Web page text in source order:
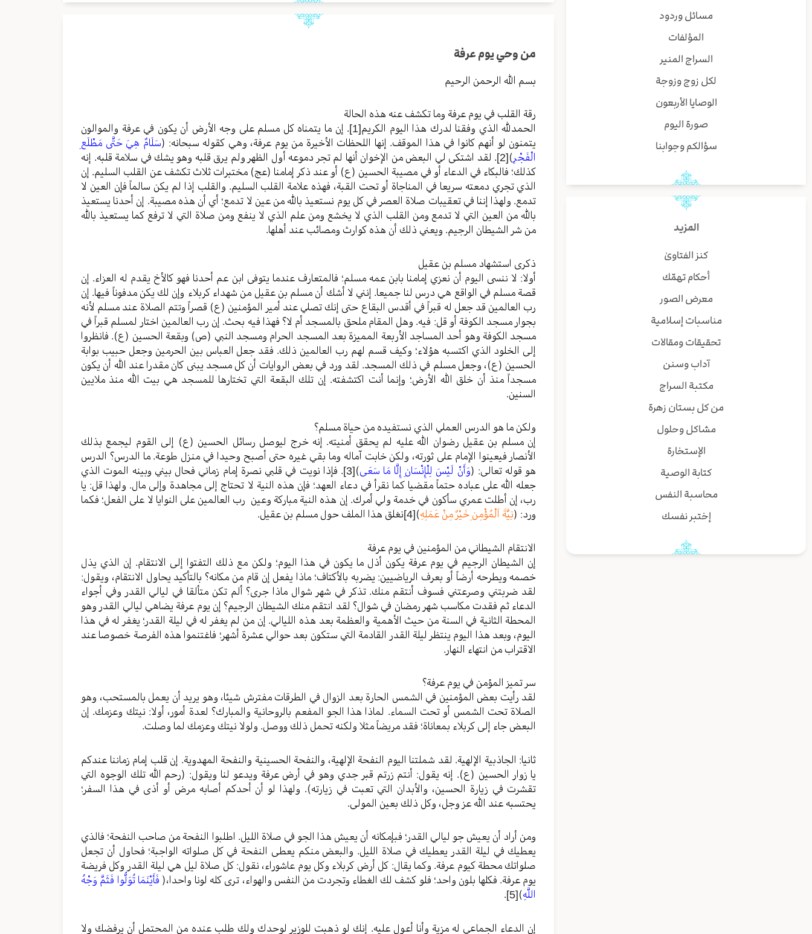
مسائل وردود
المؤلفات
السراج المنير
لكل زوج وزوجة
الوصايا الأربعون
صورة اليوم
سؤالكم وجوابنا
المزيد
كنز الفتاوىٰ
أحكام تهمّك
معرض الصور
مناسبات إسلامية
تحقيقات ومقالات
آداب وسنن
مكتبة السراج
من كل بستان زهرة
مشاكل وحلول
الإستخارة
كتابة الوصية
محاسبة النفس
إختبر نفسك
من وحي يوم عرفة
بسم الله الرحمن الرحيم
رقة القلب في يوم عرفة وما تكشف عنه هذه الحالة
الحمدلله الذي وفقنا لدرك هذا اليوم الكريم[1]
. إن ما يتمناه كل مسلم على وجه الأرض أن يكون في عرفة والموالون
يتمنون لو أنهم كانوا في هذا الموقف. إنها اللحظات الأخيرة من يوم عرفة، وهي كقوله سبحانه: (سَلَامٌ هِيَ حَتَّى مَطْلَعِ
الْفَجْرِ)
[2]
. لقد اشتكى لي البعض من الإخوان أنها لم تجر دموعه أول الظهر ولم يرق قلبه وهو يشك في سلامة قلبه. إنه
كذلك؛ فالبكاء في الدعاء أو في مصيبة الحسين (ع) أو عند ذكر إمامنا (عج) مختبرات ثلاث تكشف عن القلب السليم. إن
الذي تجري دمعته سريعا في المناجاة أو تحت القبة، فهذه علامة القلب السليم. والقلب إذا لم يكن سالماً فإن العين لا
تدمع. ولهذا إننا في تعقيبات صلاة العصر في كل يوم نستعيذ بالله من عين لا تدمع؛ أي أن هذه مصيبة. إن أحدنا يستعيذ
بالله من العين التي لا تدمع ومن القلب الذي لا يخشع ومن علم الذي لا ينفع ومن صلاة التي لا ترفع كما يستعيذ بالله
من شر الشيطان الرجيم. ويعني ذلك أن هذه كوارث ومصائب عند أهلها.
ذكرى استشهاد مسلم بن عقيل
أولا: لا ننسى اليوم أن نعزي إمامنا بابن عمه مسلم؛ فالمتعارف عندما يتوفى ابن عم أحدنا فهو كالأخ يقدم له العزاء. إن
قصة مسلم في الواقع هي درس لنا جميعا. إنني لا أشك أن مسلم بن عقيل من شهداء كربلاء وإن لك يكن مدفوناً فيها. إن
رب العالمين قد جعل له قبراً في أقدس البقاع حتى إنك تصلي عند أمير المؤمنين (ع) قصراً وتتم الصلاة عند مسلم لأنه
بجوار مسجد الكوفة أو قل: فيه. وهل المقام ملحق بالمسجد أم لا؟ فهذا فيه بحث. إن رب العالمين اختار لمسلم قبراً في
مسجد الكوفة وهو أحد المساجد الأربعة المميزة بعد المسجد الحرام ومسجد النبي (ص) وبقعة الحسين (ع). فانظروا
إلى الخلود الذي اكتسبه هؤلاء؛ وكيف قسم لهم رب العالمين ذلك. فقد جعل العباس بين الحرمين وجعل حبيب بوابة
الحسين (ع)، وجعل مسلم في ذلك المسجد. لقد ورد في بعض الروايات أن كل مسجد يبنى كان مقدرا عند الله أن يكون
مسجداً منذ أن خلق الله الأرض؛ وإنما أنت اكتشفته. إن تلك البقعة التي تختارها للمسجد هي بيت الله منذ ملايين
السنين.
ولكن ما هو الدرس العملي الذي نستفيده من حياة مسلم؟
إن مسلم بن عقيل رضوان الله عليه لم يحقق أمنيته. إنه خرج ليوصل رسائل الحسين (ع) إلى القوم ليجمع بذلك
الأنصار فيعينوا الإمام على ثورته، ولكن خابت آماله وما بقي غيره حتى أصبح وحيدا في منزل طوعة. ما الدرس؟ الدرس
هو قوله تعالى: (وَأَنْ لَيْسَ لِلْإِنْسَانِ إِلَّا مَا سَعَى)
[3]
. فإذا نويت في قلبي نصرة إمام زماني فحال بيني وبينه الموت الذي
جعله الله على عباده حتماً مقضيا كما نقرأ في دعاء العهد؛ فإن هذه النية لا تحتاج إلى مجاهدة وإلى مال. ولهذا قل: يا
رب، إن أطلت عمري سأكون في خدمة ولي أمرك. إن هذه النية مباركة وعين رب العالمين على النوايا لا على الفعل؛ فكما
ورد: (نِيَّةَ اَلْمُؤْمِنِ خَيْرٌ مِنْ عَمَلِهِ)
[4] نغلق هذا الملف حول مسلم بن عقيل.
الانتقام الشيطاني من المؤمنين في يوم عرفة
إن الشيطان الرجيم في يوم عرفة يكون أذل ما يكون في هذا اليوم؛ ولكن مع ذلك التفتوا إلى الانتقام. إن الذي يذل
خصمه ويطرحه أرضاً أو بعرف الرياضيين: يضربه بالأكتاف؛ ماذا يفعل إن قام من مكانه؟ بالتأكيد يحاول الانتقام، ويقول:
لقد ضربتني وصرعتني فسوف أنتقم منك. تذكر في شهر شوال ماذا جرى؟ ألم تكن متألقا في ليالي القدر وفي أجواء
الدعاء ثم فقدت مكاسب شهر رمضان في شوال؟ لقد انتقم منك الشيطان الرجيم؟ إن يوم عرفة يضاهي ليالي القدر وهو
المحطة الثانية في السنة من حيث الأهمية والعظمة بعد هذه الليالي. إن من لم يغفر له في ليلة القدر؛ يغفر له في هذا
اليوم، وبعد هذا اليوم ينتظر ليلة القدر القادمة التي ستكون بعد حوالي عشرة أشهر؛ فاغتنموا هذه الفرصة خصوصا عند
الاقتراب من انتهاء النهار.
سر تميز المؤمن في يوم عرفة؟
لقد رأيت بعض المؤمنين في الشمس الحارة بعد الزوال في الطرقات مفترش شيئا، وهو يريد أن يعمل بالمستحب، وهو
الصلاة تحت الشمس أو تحت السماء. لماذا هذا الجو المفعم بالروحانية والمبارك؟ لعدة أمور، أولا: نيتك وعزمك. إن
البعض جاء إلى كربلاء بمعاناة؛ فقد مريضاً مثلا ولكنه تحمل ذلك ووصل. ولولا نيتك وعزمك لما وصلت.
ثانيا: الجاذبية الإلهية. لقد شملتنا اليوم النفحة الإلهية، والنفحة الحسينية والنفحة المهدوية. إن قلب إمام زماننا عندكم
يا زوار الحسين (ع). إنه يقول: أنتم زرتم قبر جدي وهو في أرض عرفة ويدعو لنا ويقول: (رحم الله تلك الوجوه التي
تقشرت في زيارة الحسين، والأبدان التي تعبت في زيارته). ولهذا لو أن أحدكم أصابه مرض أو أذى في هذا السفر؛
يحتسبه عند الله عز وجل، وكل ذلك بعين المولى.
ومن أراد أن يعيش جو ليالي القدر؛ فبإمكانه أن يعيش هذا الجو في صلاة الليل. اطلبوا النفحة من صاحب النفحة؛ فالذي
يعطيك في ليلة القدر يعطيك في صلاة الليل. والبعض منكم يعطى النفحة في كل صلواته الواجبة؛ فحاول أن تجعل
صلواتك محطة كيوم عرفة. وكما يقال: كل أرض كربلاء وكل يوم عاشوراء، نقول: كل صلاة ليل هي ليلة القدر وكل فريضة
يوم عرفة. فكلها بلون واحد؛ فلو كشف لك الغطاء وتجردت من النفس والهواء، ترى كله لونا واحدا،( فَأَيْنَمَا تُوَلُّوا فَثَمَّ وَجْهُ
اللَّهِ)
[5]
.
إن الدعاء الجماعي له مزية وأنا أعول عليه. إنك لو ذهبت للوزير لوحدك ولك طلب عنده من المحتمل أن يرفضك ولا